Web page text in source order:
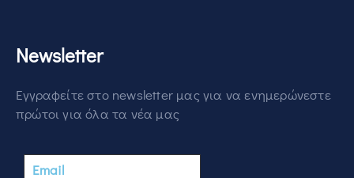
Newsletter
Εγγραφείτε στο newsletter μας για να ενημερώνεστε
πρώτοι για όλα τα νέα μας